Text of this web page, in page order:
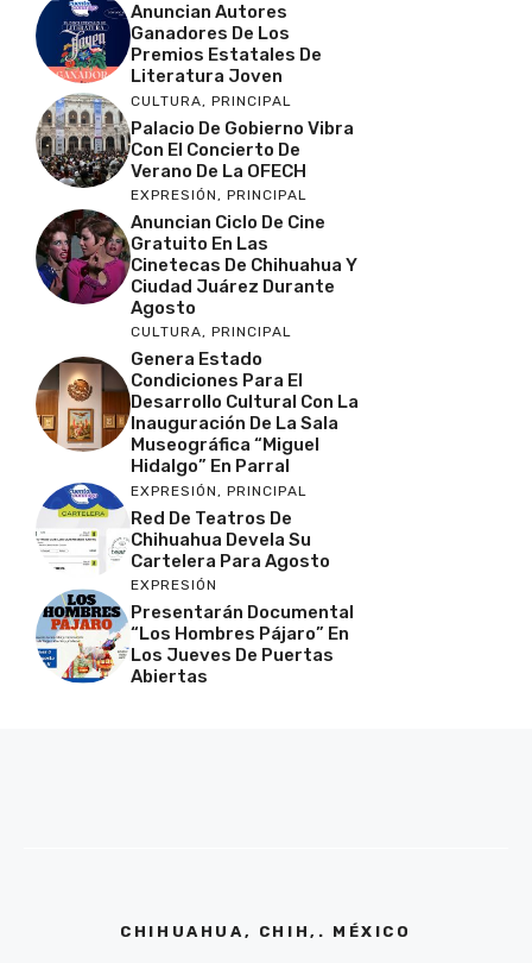
Anuncian Autores
Ganadores De Los
Premios Estatales De
Literatura Joven
CULTURA, PRINCIPAL
Palacio De Gobierno Vibra
Con El Concierto De
Verano De La OFECH
EXPRESIÓN, PRINCIPAL
Anuncian Ciclo De Cine
Gratuito En Las
Cinetecas De Chihuahua Y
Ciudad Juárez Durante
Agosto
CULTURA, PRINCIPAL
Genera Estado
Condiciones Para El
Desarrollo Cultural Con La
Inauguración De La Sala
Museográfica “Miguel
Hidalgo” En Parral
EXPRESIÓN, PRINCIPAL
Red De Teatros De
Chihuahua Devela Su
Cartelera Para Agosto
EXPRESIÓN
Presentarán Documental
“Los Hombres Pájaro” En
Los Jueves De Puertas
Abiertas
CHIHUAHUA, CHIH,. MÉXICO